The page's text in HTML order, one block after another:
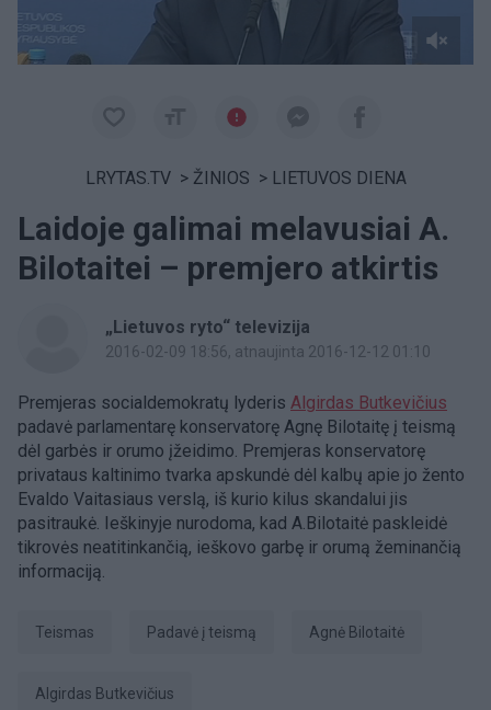
LRYTAS.TV > ŽINIOS > LIETUVOS DIENA
Laidoje galimai melavusiai A.
Bilotaitei – premjero atkirtis
„Lietuvos ryto“ televizija
2016-02-09 18:56, atnaujinta 2016-12-12 01:10
Premjeras socialdemokratų lyderis Algirdas Butkevičius
padavė parlamentarę konservatorę Agnę Bilotaitę į teismą
dėl garbės ir orumo įžeidimo. Premjeras konservatorę
privataus kaltinimo tvarka apskundė dėl kalbų apie jo žento
Evaldo Vaitasiaus verslą, iš kurio kilus skandalui jis
pasitraukė. Ieškinyje nurodoma, kad A.Bilotaitė paskleidė
tikrovės neatitinkančią, ieškovo garbę ir orumą žeminančią
informaciją.
Teismas padavė į teismą Agnė Bilotaitė
Algirdas Butkevičius